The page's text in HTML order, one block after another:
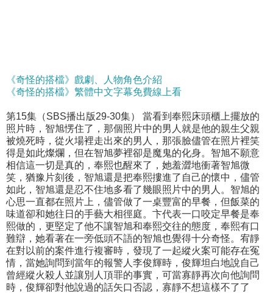
《奇怪的搭檔》戲劇、人物角色介紹
《奇怪的搭檔》繁體中文字幕免費線上看
第15集（SBS播出版29-30集） 當看到奉熙床頭櫃上擺放的
照片時，智旭愣住了，那個照片中的男人就是他的親生父親
被燒死時，從火場裡走出來的男人，那張臉儘管在照片裡笑
得是如此燦爛，但在智旭夢裡卻是魔鬼的化身。智旭不願意
相信這一切是真的，奉熙也醒來了，她羞澀地衝著智旭微
笑，猶豫片刻後，智旭還是把奉熙摟進了自己的懷中，儘管
如此，智旭還是忍不住地多看了幾眼照片中的男人。智旭的
心思一直都在照片上，儘管做了一桌豐富的早餐，但飯菜的
味道卻和她往日的手藝大相徑庭。卞代表一口咬定早餐是奉
熙做的，更堅定了他不讓智旭和奉熙交往的態度，奉熙有口
難辯，她看著在一旁低頭不語的智旭也覺得十分奇怪。宥靜
在對以前的案件進行複審時，發現了一起縱火案可能存在冤
情，當她詢問到當年的報警人李俊輝時，俊輝坦白地說自己
曾經縱火殺人並讓別人頂罪的事實，可當寡靜再次向他詢問
時，俊輝卻對他說過的話矢口否認，寡靜不想這樣不了了